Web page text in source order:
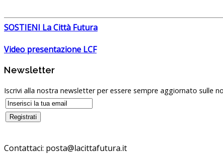
SOSTIENI La Città Futura
Video presentazione LCF
Newsletter
Iscrivi alla nostra newsletter per essere sempre aggiornato sulle
Contattaci: